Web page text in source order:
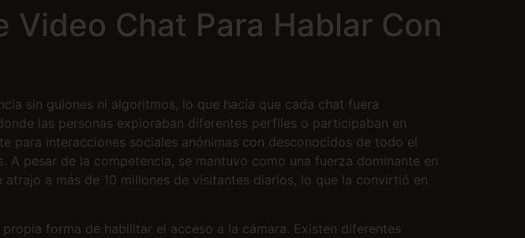
Chat Para Hablar Con
sin guiones ni algoritmos, lo que hacía que cada chat fuera
las personas exploraban diferentes perfiles o participaban en
para interacciones sociales anónimas con desconocidos de todo el
pesar de la competencia, se mantuvo como una fuerza dominante en
a más de 10 millones de visitantes diarios, lo que la convirtió en
forma de habilitar el acceso a la cámara. Existen diferentes